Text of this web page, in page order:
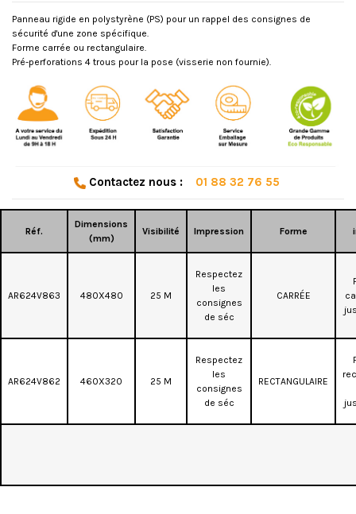
Panneau rigide en polystyrène (PS) pour un rappel des consignes de
sécurité d'une zone spécifique.
Forme carrée ou rectangulaire.
Pré-perforations 4 trous pour la pose (visserie non fournie).
Contactez nous : 01 88 32 76 55
Réf.
Dimensions
(mm)
Visibilité Impression Forme
AR624V863 480X480 25 M
Respectez
les
consignes
de séc
CARRÉE
AR624V862 460X320 25 M
Respectez
les
consignes
de séc
RECTANGULAIRE